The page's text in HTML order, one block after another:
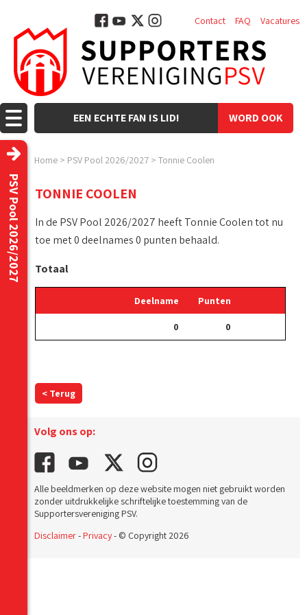
WORD OOK
EEN ECHTE FAN IS LID!
Contact FAQ Vacatures
Home > PSV Pool 2026/2027 > Tonnie Coolen
PSV Pool 2026/2027 TONNIE COOLEN
In de PSV Pool 2026/2027 heeft Tonnie Coolen tot nu
toe met 0 deelnames 0 punten behaald.
Totaal
Deelname Punten
0 0
< Terug
Volg ons op:
Alle beeldmerken op deze website mogen niet gebruikt worden
zonder uitdrukkelijke schriftelijke toestemming van de
Supportersvereniging PSV.
Disclaimer-Privacy- © Copyright 2026